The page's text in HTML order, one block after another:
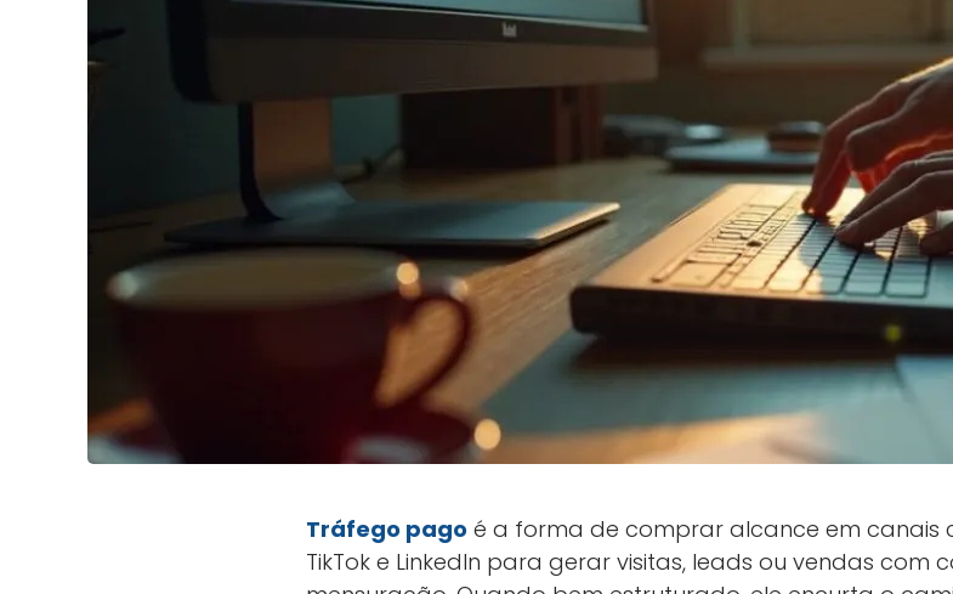
Tráfego pago é a forma de comprar alcance em canais
TikTok e LinkedIn para gerar visitas, leads ou vendas com